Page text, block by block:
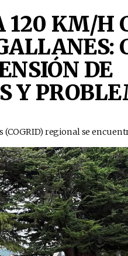
120 KM/H
DE
Y
(COGRID) regional se